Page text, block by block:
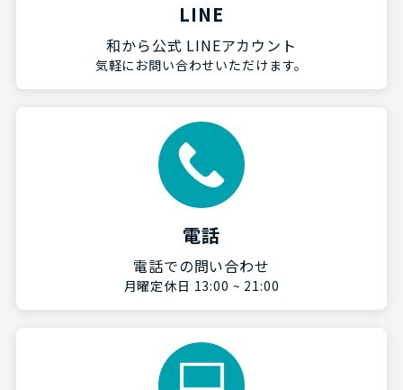
LINE
和から公式 LINEアカウント
気軽にお問い合わせいただけます。
電話
電話での問い合わせ
月曜定休日 13:00 ~ 21:00